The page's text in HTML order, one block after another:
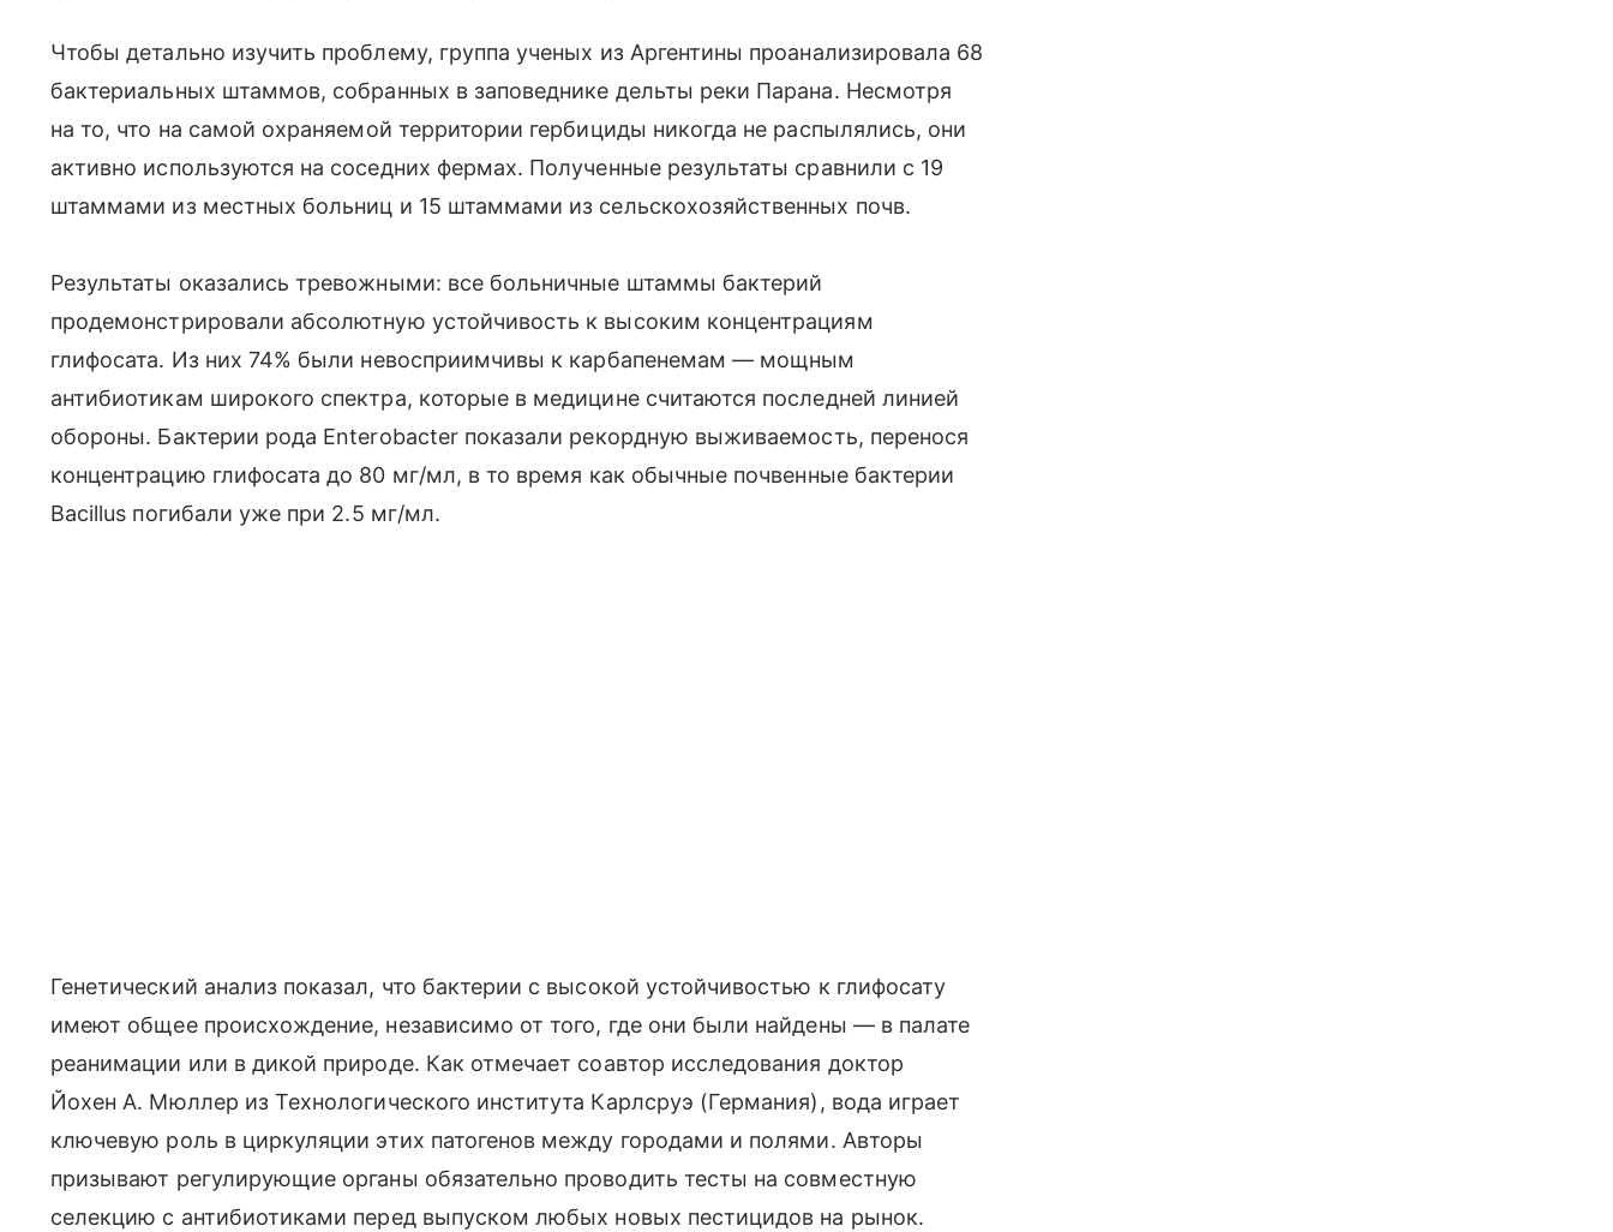
Чтобы детально изучить проблему, группа ученых из Аргентины проанализировала 68
бактериальных штаммов, собранных в заповеднике дельты реки Парана. Несмотря
на то, что на самой охраняемой территории гербициды никогда не распылялись, они
активно используются на соседних фермах. Полученные результаты сравнили с 19
штаммами из местных больниц и 15 штаммами из сельскохозяйственных почв.
Результаты оказались тревожными: все больничные штаммы бактерий
продемонстрировали абсолютную устойчивость к высоким концентрациям
глифосата. Из них 74% были невосприимчивы к карбапенемам — мощным
антибиотикам широкого спектра, которые в медицине считаются последней линией
обороны. Бактерии рода Enterobacter показали рекордную выживаемость, перенося
концентрацию глифосата до 80 мг/мл, в то время как обычные почвенные бактерии
Bacillus погибали уже при 2.5 мг/мл.
Генетический анализ показал, что бактерии с высокой устойчивостью к глифосату
имеют общее происхождение, независимо от того, где они были найдены — в палате
реанимации или в дикой природе. Как отмечает соавтор исследования доктор
Йохен А. Мюллер из Технологического института Карлсруэ (Германия), вода играет
ключевую роль в циркуляции этих патогенов между городами и полями. Авторы
призывают регулирующие органы обязательно проводить тесты на совместную
селекцию с антибиотиками перед выпуском любых новых пестицидов на рынок.